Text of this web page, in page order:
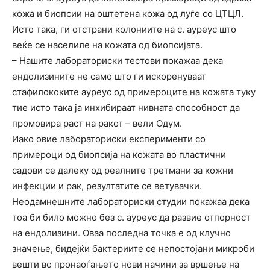
кожа и биопсии на оштетена кожа од луѓе со ЦТЦЛ.
Исто така, ги отстрани колониите на с. ауреус што
веќе се населиле на кожата од биопсијата.
– Нашите лабораториски тестови покажаа дека
ендолизините не само што ги искоренуваат
стафилококите ауреус од примероците на кожата туку
тие исто така ја инхибираат нивната способност да
промовира раст на ракот – вели Одум.
Иако овие лабораториски експерименти со
примероци од биопсија на кожата во пластични
садови се далеку од реалните третмани за кожни
инфекции и рак, резултатите се ветувачки.
Неодамнешните лабораториски студии покажаа дека
тоа би било можно без с. ауреус да развие отпорност
на ендолизини. Оваа последна точка е од клучно
значење, бидејќи бактериите се непостојани микроби
вешти во пронаоѓањето нови начини за вршење на